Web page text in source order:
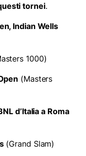
tornei.
Indian Wells
1000)
(Masters
d’Italia a Roma
(Grand Slam)